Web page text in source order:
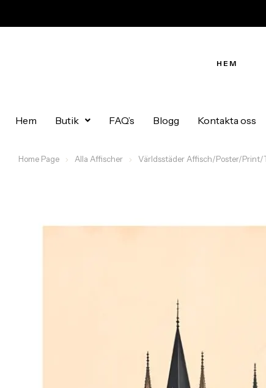
HEM
Hem Butik FAQ’s Blogg Kontakta oss
Home Page Alla Affischer Världsstäder Affisch/Poster/Print/